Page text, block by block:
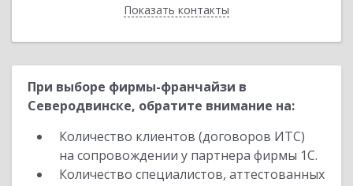
Показать контакты
Назад
При выборе фирмы-франчайзи в
Северодвинске, обратите внимание на:
Количество клиентов (договоров ИТС)
на сопровождении у партнера фирмы 1С.
Количество специалистов, аттестованных